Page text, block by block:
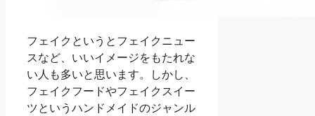
フェイクというとフェイクニュー
スなど、いいイメージをもたれな
い人も多いと思います。しかし、
フェイクフードやフェイクスイー
ツというハンドメイドのジャンル